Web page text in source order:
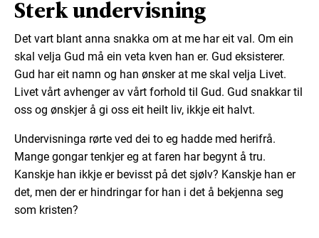
Sterk undervisning
Det vart blant anna snakka om at me har eit val. Om ein
skal velja Gud må ein veta kven han er. Gud eksisterer.
Gud har eit namn og han ønsker at me skal velja Livet.
Livet vårt avhenger av vårt forhold til Gud. Gud snakkar til
oss og ønskjer å gi oss eit heilt liv, ikkje eit halvt.
Undervisninga rørte ved dei to eg hadde med herifrå.
Mange gongar tenkjer eg at faren har begynt å tru.
Kanskje han ikkje er bevisst på det sjølv? Kanskje han er
det, men der er hindringar for han i det å bekjenna seg
som kristen?